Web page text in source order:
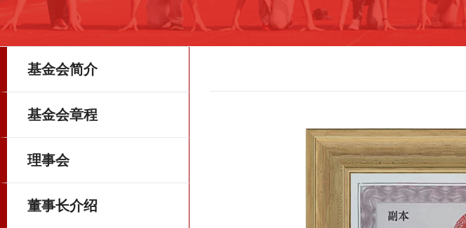
基金会简介
基金会章程
理事会
董事长介绍